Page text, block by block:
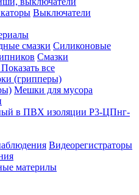
Выключатели
смазки Силиконовые
Смазки
все
(грипперы)
Мешки для мусора
в ПВХ изоляции Р3-ЦПнг-
Видеорегистраторы
материлы